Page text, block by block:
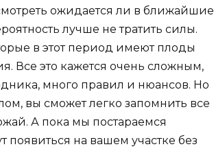
ожидается ли в ближайшие
лучше не тратить силы.
в этот период имеют плоды
Все это кажется очень сложным,
много правил и нюансов. Но
вы сможет легко запомнить все
А пока мы постараемся
появиться на вашем участке без